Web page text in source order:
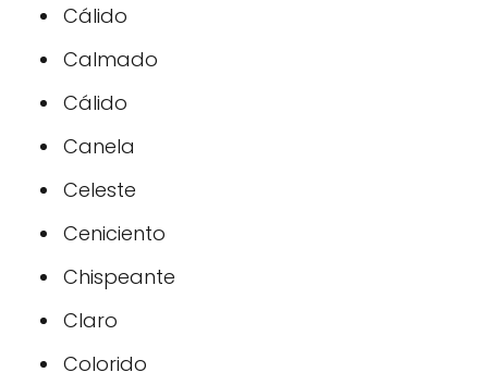
Cálido
Calmado
Cálido
Canela
Celeste
Ceniciento
Chispeante
Claro
Colorido